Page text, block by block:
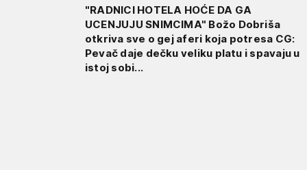
"RADNICI HOTELA HOĆE DA GA
UCENJUJU SNIMCIMA" Božo Dobriša
otkriva sve o gej aferi koja potresa CG:
Pevač daje dečku veliku platu i spavaju u
istoj sobi...